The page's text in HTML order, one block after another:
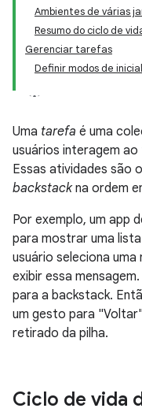
Ambientes de várias
Resumo do ciclo de
Gerenciar tarefas
Definir modos de
Uma tarefa é uma
usuários interagem
Essas atividades são
backstackna ordem
Por exemplo, um app
para mostrar uma
usuário seleciona
exibir essa
para a backstack.
um gesto para
retirado da pilha.
Ciclo de vida